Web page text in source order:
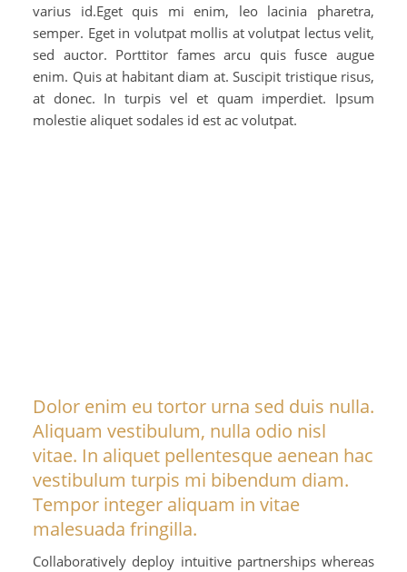
varius id.Eget quis mi enim, leo lacinia pharetra,
semper. Eget in volutpat mollis at volutpat lectus velit,
sed auctor. Porttitor fames arcu quis fusce augue
enim. Quis at habitant diam at. Suscipit tristique risus,
at donec. In turpis vel et quam imperdiet. Ipsum
molestie aliquet sodales id est ac volutpat.
Dolor enim eu tortor urna sed duis nulla.
Aliquam vestibulum, nulla odio nisl
vitae. In aliquet pellentesque aenean hac
vestibulum turpis mi bibendum diam.
Tempor integer aliquam in vitae
malesuada fringilla.
Collaboratively deploy intuitive partnerships whereas